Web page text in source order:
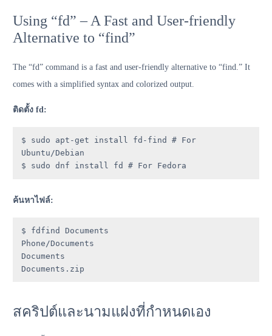
Using “fd” – A Fast and User-friendly
Alternative to “find”
The “fd” command is a fast and user-friendly alternative to “find.” It
comes with a simplified syntax and colorized output.
ติดตั้ง fd:
$ sudo apt-get install fd-find # For
Ubuntu/Debian
$ sudo dnf install fd # For Fedora
ค้นหาไฟล์:
$ fdfind Documents
Phone/Documents
Documents
Documents.zip
สคริปต์และนามแฝงที่กำหนดเอง